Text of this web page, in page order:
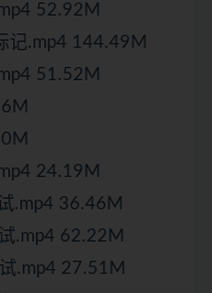
52.92M
记.mp4 144.49M
51.52M
24.19M
.mp4 36.46M
.mp4 62.22M
.mp4 27.51M